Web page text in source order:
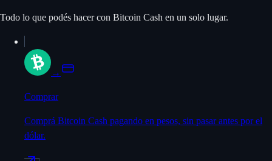
Todo lo que podés hacer con Bitcoin Cash en un solo lugar.
→
Comprar
Comprá Bitcoin Cash pagando en pesos, sin pasar antes por el
dólar.